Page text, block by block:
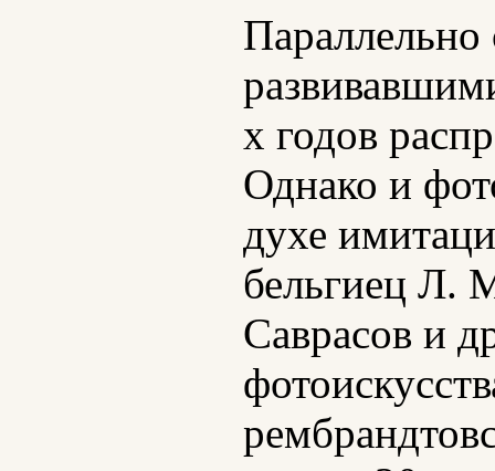
Параллельно
х годов
Однако и
духе
бельгиец Л.
Саврасов и